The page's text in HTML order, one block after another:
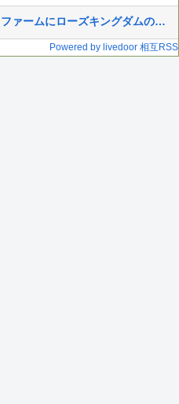
【ウマ娘】ヴェルサイユリゾートファームにローズキングダムのパネルが到着
Powered by livedoor 相互RSS